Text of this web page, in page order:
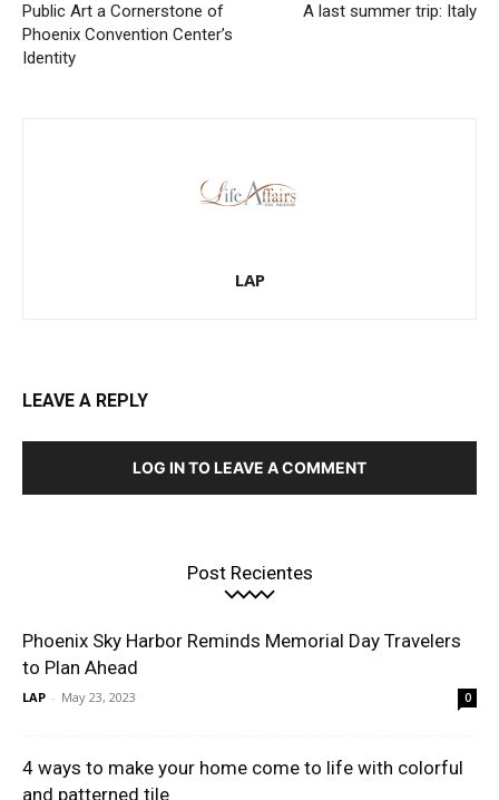
Public Art a Cornerstone of
Phoenix Convention Center’s
Identity
A last summer trip: Italy
LAP
LEAVE A REPLY
LOG IN TO LEAVE A COMMENT
Post Recientes
Phoenix Sky Harbor Reminds Memorial Day Travelers
to Plan Ahead
LAP - May 23, 2023 0
4 ways to make your home come to life with colorful
and patterned tile